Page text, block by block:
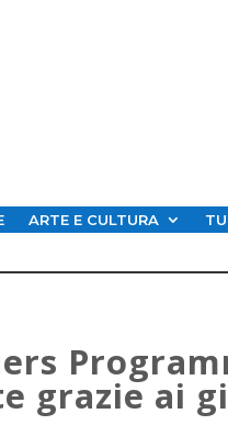
ARTE E CULTURA
grazie ai